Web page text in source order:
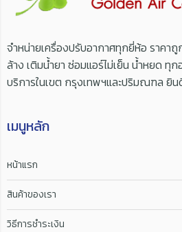
จำหน่ายเครื่องปรับอากาศทุกยี่ห้อ ราคา
ล้าง เติมน้ำยา ซ่อมแอร์ไม่เย็น น้ำหยด ทุ
บริการในเขต กรุงเทพฯและปริมณฑล ยิ
เมนูหลัก
หน้าแรก
สินค้าของเรา
วิธีการชำระเงิน